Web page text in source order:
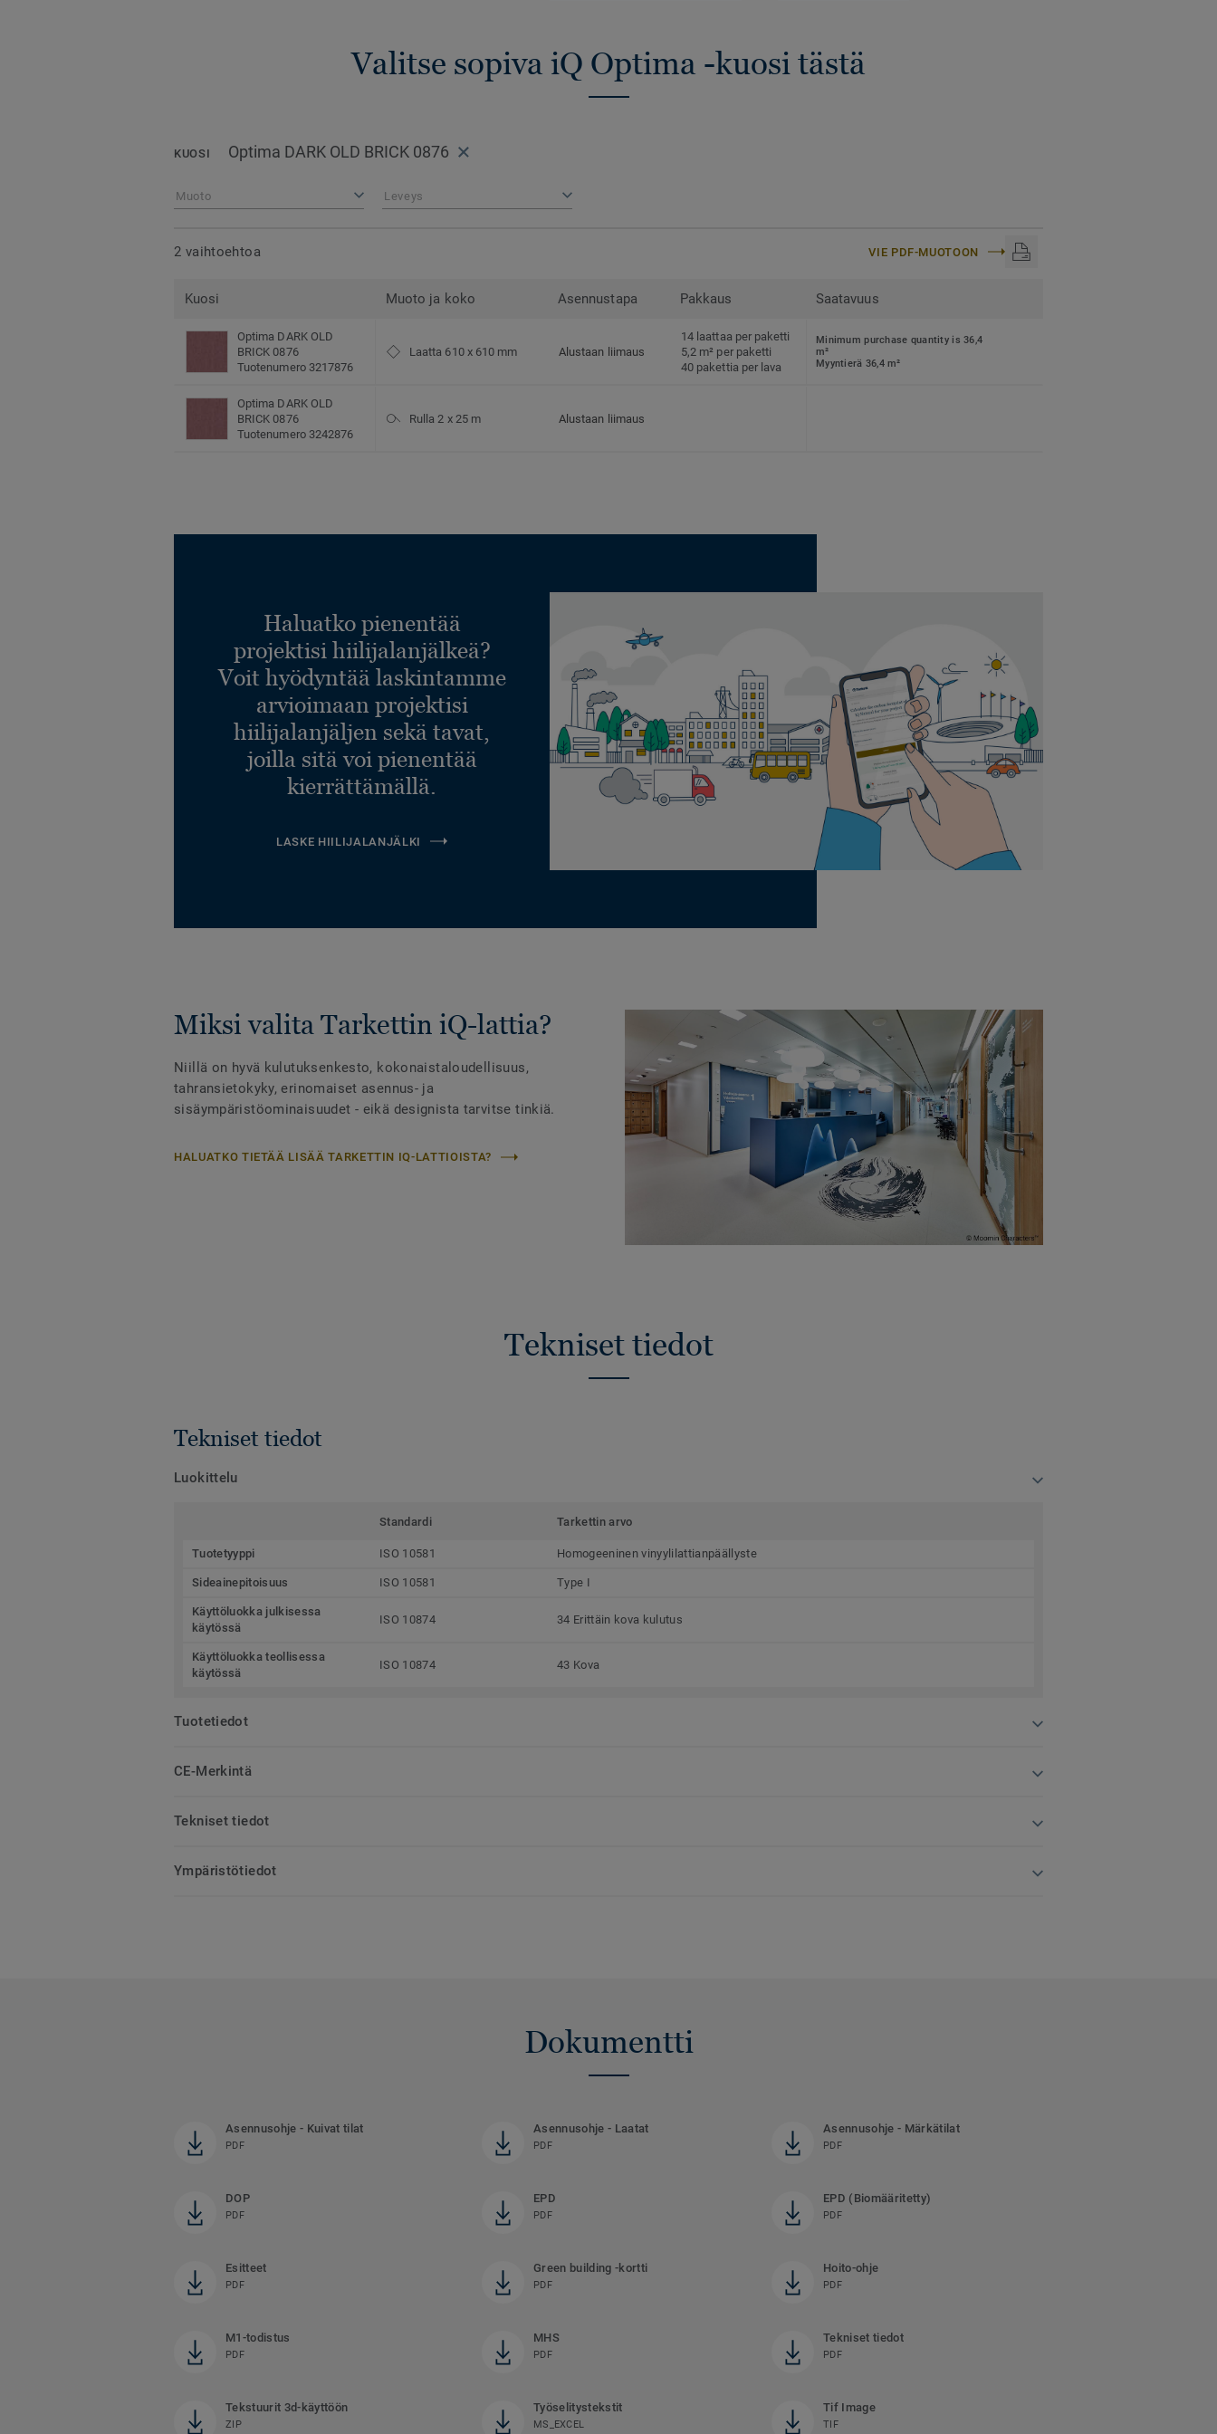
Valitse sopiva iQ Optima -kuosi tästä
KUOSI Optima DARK OLD BRICK 0876
Muoto Leveys
2 vaihtoehtoa VIE PDF-MUOTOON
Kuosi Muoto ja koko Asennustapa Pakkaus Saatavuus
Optima DARK OLD
BRICK 0876
Tuotenumero 3217876
Laatta 610 x 610 mm Alustaan liimaus
14 laattaa per paketti
5,2 m² per paketti
40 pakettia per lava
Minimum purchase quantity is 36,4
m²
Myyntierä 36,4 m²
Optima DARK OLD
BRICK 0876
Tuotenumero 3242876
Rulla 2 x 25 m Alustaan liimaus
Haluatko pienentää
projektisi hiilijalanjälkeä?
Voit hyödyntää laskintamme
arvioimaan projektisi
hiilijalanjäljen sekä tavat,
joilla sitä voi pienentää
kierrättämällä.
LASKE HIILIJALANJÄLKI
Miksi valita Tarkettin iQ-lattia?
Niillä on hyvä kulutuksenkesto, kokonaistaloudellisuus,
tahransietokyky, erinomaiset asennus- ja
sisäympäristöominaisuudet - eikä designista tarvitse tinkiä.
HALUATKO TIETÄÄ LISÄÄ TARKETTIN IQ-LATTIOISTA?
Tekniset tiedot
Tekniset tiedot
Luokittelu
Standardi Tarkettin arvo
Tuotetyyppi ISO 10581 Homogeeninen vinyylilattianpäällyste
Sideainepitoisuus ISO 10581 Type I
Käyttöluokka julkisessa
käytössä
ISO 10874 34 Erittäin kova kulutus
Käyttöluokka teollisessa
käytössä
ISO 10874 43 Kova
Tuotetiedot
CE-Merkintä
Tekniset tiedot
Ympäristötiedot
Dokumentti
Asennusohje - Kuivat tilat
PDF
Asennusohje - Laatat
PDF
Asennusohje - Märkätilat
PDF
DOP
PDF
EPD
PDF
EPD (Biomääritetty)
PDF
Esitteet
PDF
Green building -kortti
PDF
Hoito-ohje
PDF
M1-todistus
PDF
MHS
PDF
Tekniset tiedot
PDF
Tekstuurit 3d-käyttöön
ZIP
Työselitystekstit
MS_EXCEL
Tif Image
TIF